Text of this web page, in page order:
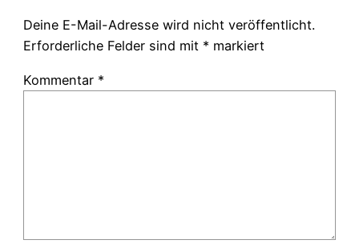
Deine E-Mail-Adresse wird nicht veröffentlicht.
Erforderliche Felder sind mit * markiert
Kommentar *